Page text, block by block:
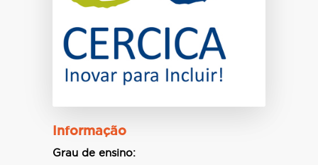
Informação
Grau de ensino: